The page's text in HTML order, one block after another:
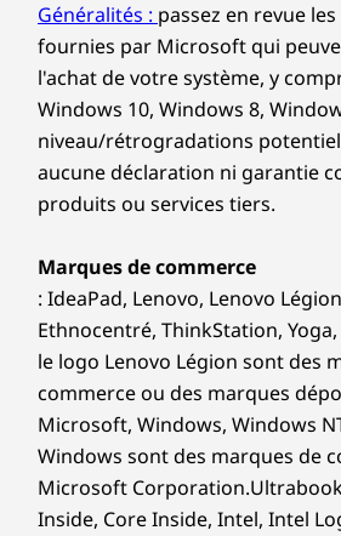
prenant en charge jusqu’à
deux baies SSD pour un
rapide et extensible. Mettez
facilement à mesure que vos
augmentent et gardez
performances optimales
années de travail, d’étude et
créatifs.
CONÇU POUR LE STYLET, LE
SAISIE
Des idées
angles
peuvent être inférieures à celles
Connexion sans fil
WiFi 7* 160 MHz 802.11BE (2 x 2)
Bluetooth®5.4
Le WiFi 7 nécessite le système
réseau pour répondre aux exigences
est rétrocompatible avec les normes
disponible uniquement dans les pays
charge.
Les spécifications peuvent varier selon la
disponibilité.
Conception
Généralités : passez en revue
fournies par Microsoft qui
l'achat de votre système, y
Windows 10, Windows 8,
niveau/rétrogradations
aucune déclaration ni garantie
produits ou services tiers.
Marques de commerce
: IdeaPad, Lenovo, Lenovo
Ethnocentré, ThinkStation,
le logo Lenovo Légion sont des
commerce ou des marques
Microsoft, Windows, Windows
Windows sont des marques de
Microsoft
Inside, Core Inside, Intel, Intel